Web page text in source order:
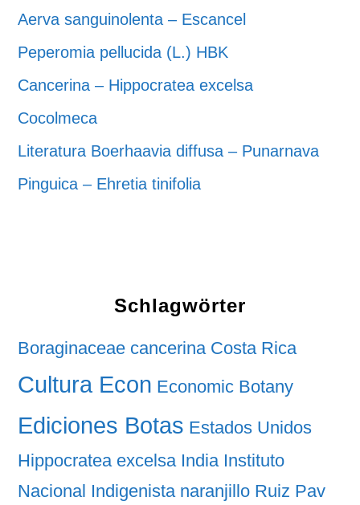
Aerva sanguinolenta – Escancel
Peperomia pellucida (L.) HBK
Cancerina – Hippocratea excelsa
Cocolmeca
Literatura Boerhaavia diffusa – Punarnava
Pinguica – Ehretia tinifolia
Schlagwörter
Boraginaceae cancerina Costa Rica
Cultura Econ Economic Botany
Ediciones Botas Estados Unidos
Hippocratea excelsa India Instituto
Nacional Indigenista naranjillo Ruiz Pav